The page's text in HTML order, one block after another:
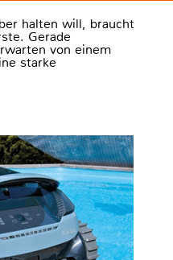
halten will, braucht
Gerade
von einem
starke